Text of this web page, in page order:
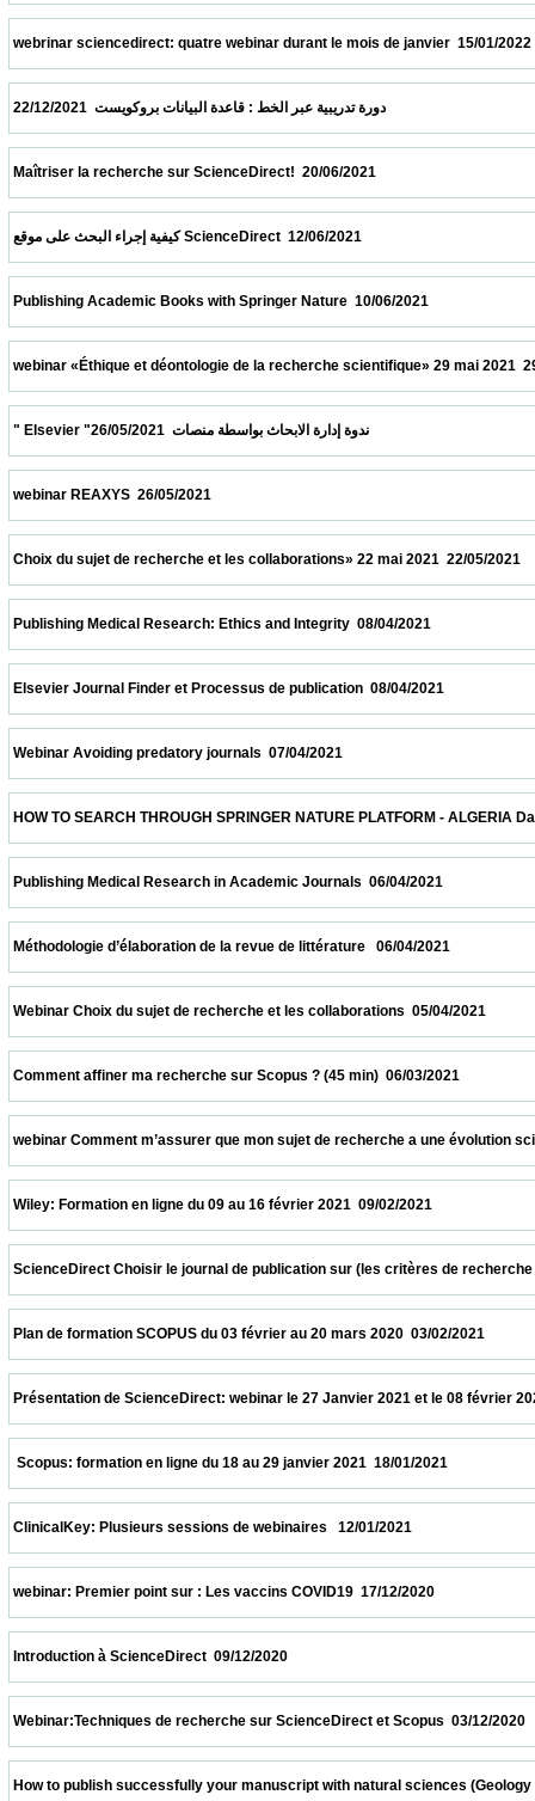
webrinar sciencedirect: quatre webinar durant le mois de janvier
دورة تدريبية عبر الخط : قاعدة البيانات بروكويست  22/12/2021
Maîtriser la recherche sur ScienceDirect!  20/06/2021
كيفية إجراء البحث على موقع ScienceDirect  12/06/2021
Publishing Academic Books with Springer Nature  10/06/2021
webinar «Éthique et déontologie de la recherche scientifique» 29
webinar REAXYS  26/05/2021
Choix du sujet de recherche et les collaborations» 22 mai 2021
Publishing Medical Research: Ethics and Integrity  08/04/2021
Elsevier Journal Finder et Processus de publication  08/04/
Webinar Avoiding predatory journals  07/04/2021
HOW TO SEARCH THROUGH SPRINGER NATURE PLATFORM -
Publishing Medical Research in Academic Journals  06/04/
Méthodologie d’élaboration de la revue de littérature   06/04/
Webinar Choix du sujet de recherche et les collaborations  05/
Comment affiner ma recherche sur Scopus ? (45 min)  06/03/
webinar Comment m’assurer que mon sujet de recherche a une
Wiley: Formation en ligne du 09 au 16 février 2021  09/02/2021
ScienceDirect Choisir le journal de publication sur (les critères de
Plan de formation SCOPUS du 03 février au 20 mars 2020  03/
Présentation de ScienceDirect: webinar le 27 Janvier 2021 et le 08
Scopus: formation en ligne du 18 au 29 janvier 2021  18/01/
ClinicalKey: Plusieurs sessions de webinaires   12/01/2021
webinar: Premier point sur : Les vaccins COVID19  17/12/2020
Introduction à ScienceDirect  09/12/2020
Webinar:Techniques de recherche sur ScienceDirect et Scopus
How to publish successfully your manuscript with natural sciences